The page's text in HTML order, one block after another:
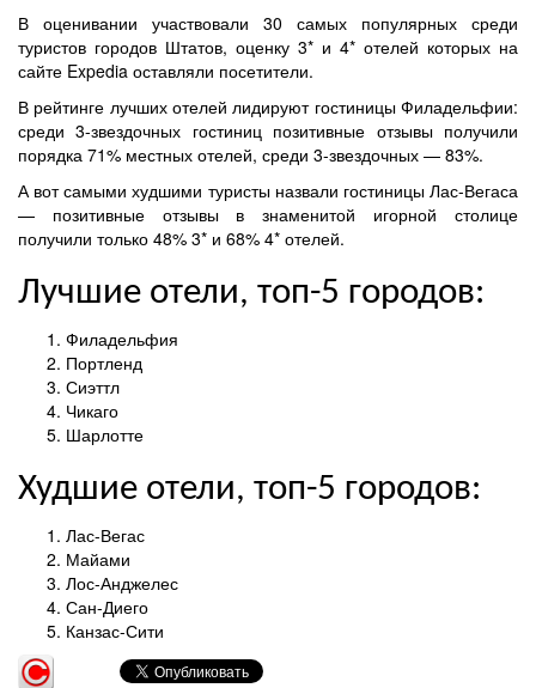
В оценивании участвовали 30 самых популярных среди
туристов городов Штатов, оценку 3* и 4* отелей которых на
сайте Expedia оставляли посетители.
В рейтинге лучших отелей лидируют гостиницы Филадельфии:
среди 3-звездочных гостиниц позитивные отзывы получили
порядка 71% местных отелей, среди 3-звездочных — 83%.
А вот самыми худшими туристы назвали гостиницы Лас-Вегаса
— позитивные отзывы в знаменитой игорной столице
получили только 48% 3* и 68% 4* отелей.
Лучшие отели, топ-5 городов:
Филадельфия
Портленд
Сиэттл
Чикаго
Шарлотте
Худшие отели, топ-5 городов:
Лас-Вегас
Майами
Лос-Анджелес
Сан-Диего
Канзас-Сити